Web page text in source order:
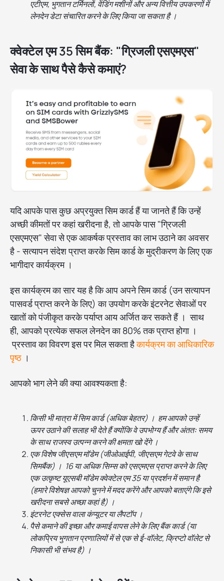
एटीएम, भुगतान टर्मिनलों, वेंडिंग मशीनों और अन्य वित्तीय उपकरणों में
लेनदेन डेटा संचारित करने के लिए किया जा सकता है ।
क्वेक्टेल एम 35 सिम बैंक: "ग्रिजली एसएमएस"
सेवा के साथ पैसे कैसे कमाएं?
यदि आपके पास कुछ अप्रयुक्त सिम कार्ड हैं या जानते हैं कि उन्हें
अच्छी कीमतों पर कहां खरीदना है, तो आपके पास "ग्रिजली
एसएमएस" सेवा से एक आकर्षक प्रस्ताव का लाभ उठाने का अवसर
है - सत्यापन संदेश प्राप्त करके सिम कार्ड के मुद्रीकरण के लिए एक
भागीदार कार्यक्रम ।
इस कार्यक्रम का सार यह है कि आप अपने सिम कार्ड (उन सत्यापन
पासवर्ड प्राप्त करने के लिए) का उपयोग करके इंटरनेट सेवाओं पर
खातों को पंजीकृत करके पर्याप्त आय अर्जित कर सकते हैं । साथ
ही, आपको प्रत्येक सफल लेनदेन का 80% तक प्राप्त होगा ।
प्रस्ताव का विवरण इस पर मिल सकता हैकार्यक्रम का आधिकारिक
पृष्ठ ।
आपको भाग लेने की क्या आवश्यकता है:
किसी भी मात्रा में सिम कार्ड (अधिक बेहतर) । हम आपको उन्हें
ऊपर उठाने की सलाह भी देते हैं क्योंकि वे उपभोग्य हैं और अंततः समय
के साथ राजस्व उत्पन्न करने की क्षमता खो देंगे ।
एक विशेष जीएसएम मॉडेम (जीओआईपी, जीएसएम गेटवे के साथ
सिमबैंक) । 16 या अधिक सिम्स को एसएमएस प्राप्त करने के लिए
एक उत्कृष्ट यूएसबी मॉडेम क्वेक्टेल एम 35 या प्रदर्शन में समान है
(हमारे विशेषज्ञ आपको चुनने में मदद करेंगे और आपको बताएंगे कि इसे
खरीदना सबसे अच्छा कहां है) ।
इंटरनेट एक्सेस वाला कंप्यूटर या लैपटॉप ।
पैसे कमाने की इच्छा और कमाई वापस लेने के लिए बैंक कार्ड (या
लोकप्रिय भुगतान प्रणालियों में से एक से ई-वॉलेट, क्रिप्टो वॉलेट से
निकासी भी संभव है) ।